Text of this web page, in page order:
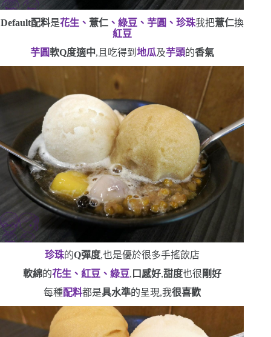
Default配料是花生、 薏仁、綠豆、芋圓、珍珠我把薏仁換
紅豆
芋圓軟Q度適中,且吃得到 地瓜及芋頭的香氣
珍珠的Q彈度,也是優於很多手搖飲店
軟綿的花生、紅豆、綠豆, 口感好,甜度也很 剛好
每種配料都是具水準的呈現,我很喜歡